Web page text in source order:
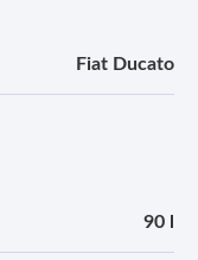
Fiat Ducato
90 l